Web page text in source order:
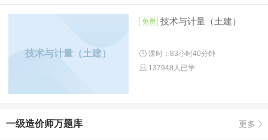
技术与计量（土建）
技术与计量（土建）
课时：83小时40分钟
137948人已学
一级造价师万题库 更多